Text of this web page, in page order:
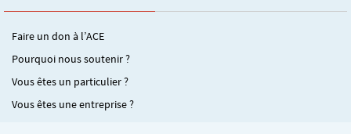
Faire un don à l’ACE
Pourquoi nous soutenir ?
Vous êtes un particulier ?
Vous êtes une entreprise ?